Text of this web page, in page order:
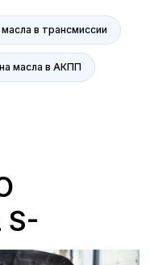
в трансмиссии
масла в АКПП